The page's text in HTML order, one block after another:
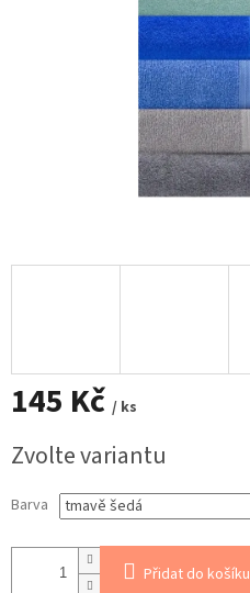
145 Kč / ks
cena:
Zvolte variantu
Barva
Přidat do košíku